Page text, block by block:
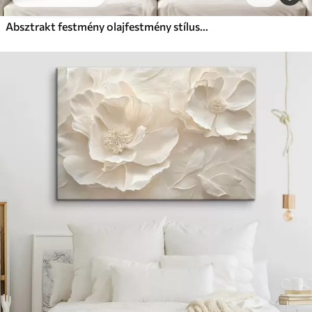
Absztrakt festmény olajfestmény stílusban